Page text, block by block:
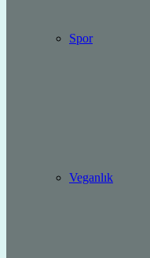
Spor
Veganlık